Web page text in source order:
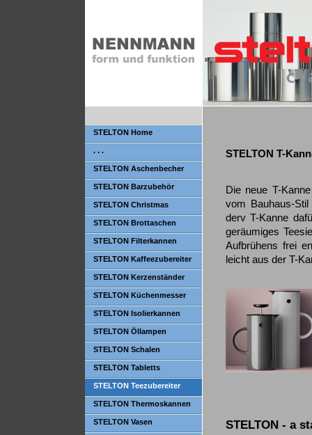
STELTON Home
. . .
STELTON Aschenbecher
STELTON Barzubehör
STELTON Christmas
STELTON Brottaschen
STELTON Filterkannen
STELTON Kaffeezubereiter
STELTON Kerzenständer
STELTON Küchenmesser
STELTON Isolierkannen
STELTON Öllampen
STELTON Schalen
STELTON Tabletts
STELTON Teezubereiter
STELTON Thermoskannen
STELTON Vasen
STELTON T-
Die neue T-
vom Bauhaus-
derv T-Kanne
geräumiges
Aufbrühens frei
leicht aus der T-
STELTON - a